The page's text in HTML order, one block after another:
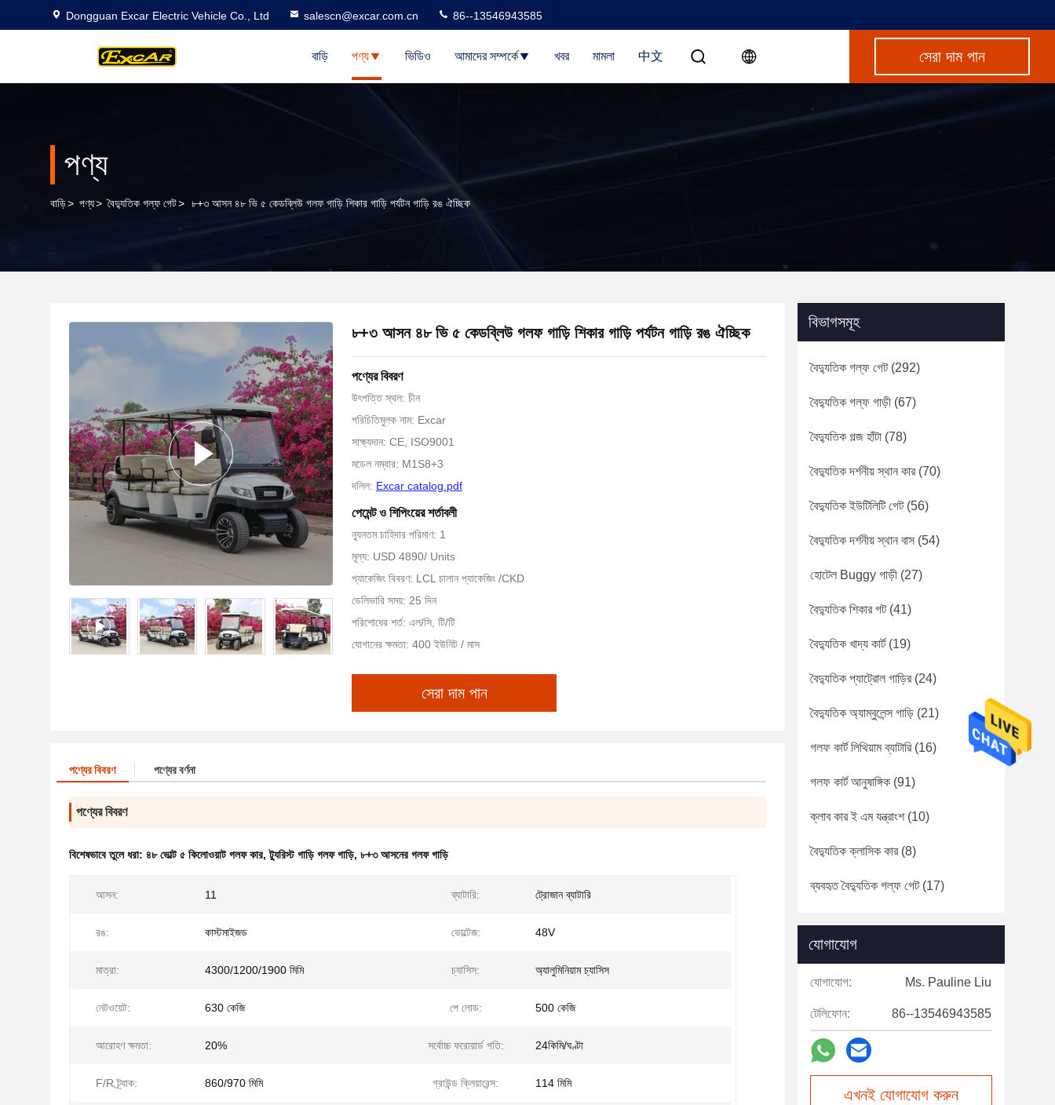
Dongguan Excar Electric Vehicle Co., Ltd salescn@excar.com.cn 86--13546943585
বাড়ি পণ্য ভিডিও আমাদের সম্পর্কে খবর মামলা 中文 সেরা দাম পান
পণ্য
বাড়ি> পণ্য> বৈদ্যুতিক গল্ফ গেট> ৮+৩ আসন ৪৮ ভি ৫ কেডব্লিউ গলফ গাড়ি শিকার গাড়ি পর্যটন গাড়ি রঙ ঐচ্ছিক
৮+৩ আসন ৪৮ ভি ৫ কেডব্লিউ গলফ গাড়ি শিকার গাড়ি পর্যটন গাড়ি রঙ ঐচ্ছিক
পণ্যের বিবরণ
উৎপত্তি স্থল: চীন
পরিচিতিমুলক নাম: Excar
সাক্ষ্যদান: CE, ISO9001
মডেল নম্বার: M1S8+3
দলিল: Excar catalog.pdf
পেমেন্ট ও শিপিংয়ের শর্তাবলী
ন্যূনতম চাহিদার পরিমাণ: 1
মূল্য: USD 4890/ Units
প্যাকেজিং বিবরণ: LCL চালান প্যাকেজিং /CKD
ডেলিভারি সময়: 25 দিন
পরিশোধের শর্ত: এল/সি, টি/টি
যোগানের ক্ষমতা: 400 ইউনিট / মাস
সেরা দাম পান
পণ্যের বিবরণ পণ্যের বর্ণনা
পণ্যের বিবরণ
বিশেষভাবে তুলে ধরা: ৪৮ ভোল্ট ৫ কিলোওয়াট গলফ কার,ট্যুরিস্ট গাড়ি গলফ গাড়ি, ৮+৩ আসনের গলফ গাড়ি
আসন: 11 ব্যাটারি: ট্রোজান ব্যাটারি
রঙ: কাস্টমাইজড ভোল্টেজ: 48V
মাত্রা: 4300/1200/1900 মিমি চ্যাসিস: অ্যালুমিনিয়াম চ্যাসিস
নেটওয়েট: 630 কেজি পে লোড: 500 কেজি
আরোহণ ক্ষমতা: 20% সর্বোচ্চ ফরোয়ার্ড গতি: 24কিমি/ঘণ্টা
F/R ট্র্যাক: 860/970 মিমি গ্রাউন্ড ক্লিয়ারেন্স: 114 মিমি
বিভাগসমূহ
বৈদ্যুতিক গল্ফ গেট(292)
বৈদ্যুতিক গল্ফ গাড়ী (67)
বৈদ্যুতিক গল্জ হাঁটা (78)
বৈদ্যুতিক দর্শনীয় স্থান কার(70)
বৈদ্যুতিক ইউটিলিটি গেট(56)
বৈদ্যুতিক দর্শনীয় স্থান বাস (54)
হোটেল Buggy গাড়ী (27)
বৈদ্যুতিক শিকার গট(41)
বৈদ্যুতিক খাদ্য কার্ট(19)
বৈদ্যুতিক প্যাট্রোল গাড়ির(24)
বৈদ্যুতিক অ্যাম্বুলেন্স গাড়ি (21)
গলফ কার্ট লিথিয়াম ব্যাটারি(16)
গলফ কার্ট আনুষাঙ্গিক (91)
ক্লাব কার ই এম যন্ত্রাংশ(10)
বৈদ্যুতিক ক্লাসিক কার(8)
ব্যবহৃত বৈদ্যুতিক গল্ফ গেট(17)
যোগাযোগ
যোগাযোগ: Ms. Pauline Liu
টেলিফোন: 86--13546943585
এখনই যোগাযোগ করুন